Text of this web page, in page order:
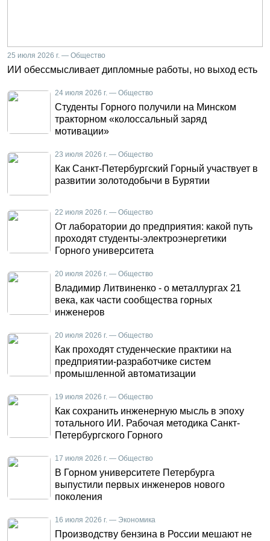
25 июля 2026 г. — Общество
ИИ обессмысливает дипломные работы, но выход есть
24 июля 2026 г. — Общество
Студенты Горного получили на Минском
тракторном «колоссальный заряд
мотивации»
23 июля 2026 г. — Общество
Как Санкт-Петербургский Горный участвует в
развитии золотодобычи в Бурятии
22 июля 2026 г. — Общество
От лаборатории до предприятия: какой путь
проходят студенты-электроэнергетики
Горного университета
20 июля 2026 г. — Общество
Владимир Литвиненко - о металлургах 21
века, как части сообщества горных
инженеров
20 июля 2026 г. — Общество
Как проходят студенческие практики на
предприятии-разработчике систем
промышленной автоматизации
19 июля 2026 г. — Общество
Как сохранить инженерную мысль в эпоху
тотального ИИ. Рабочая методика Санкт-
Петербургского Горного
17 июля 2026 г. — Общество
В Горном университете Петербурга
выпустили первых инженеров нового
поколения
16 июля 2026 г. — Экономика
Производству бензина в России мешают не